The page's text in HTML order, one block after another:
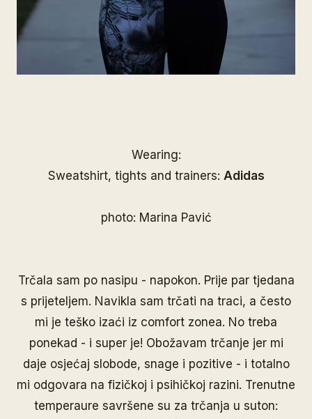
Wearing:
Sweatshirt, tights and trainers: Adidas
photo: Marina Pavić
Trčala sam po nasipu - napokon. Prije par tjedana
s prijeteljem. Navikla sam trčati na traci, a često
mi je teško izaći iz comfort zonea. No treba
ponekad - i super je! Obožavam trčanje jer mi
daje osjećaj slobode, snage i pozitive - i totalno
mi odgovara na fizičkoj i psihičkoj razini. Trenutne
temperaure savršene su za trčanja u suton: